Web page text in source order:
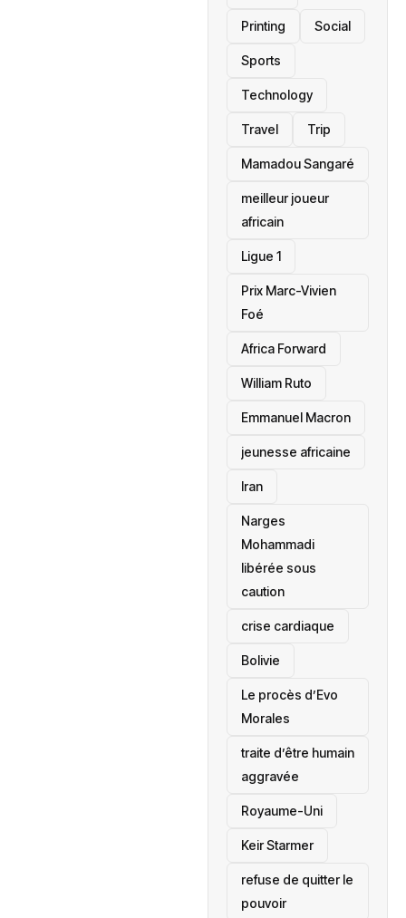
Printing Social
Sports
Technology
Travel Trip
Mamadou Sangaré
meilleur joueur
africain
Ligue 1
Prix Marc-Vivien
Foé
‎Africa Forward
William Ruto
Emmanuel Macron
jeunesse africaine
‎Iran
Narges
Mohammadi
libérée sous
caution
crise cardiaque
‎Bolivie
Le procès d’Evo
Morales
traite d’être humain
aggravée
‎Royaume-Uni
Keir Starmer
refuse de quitter le
pouvoir